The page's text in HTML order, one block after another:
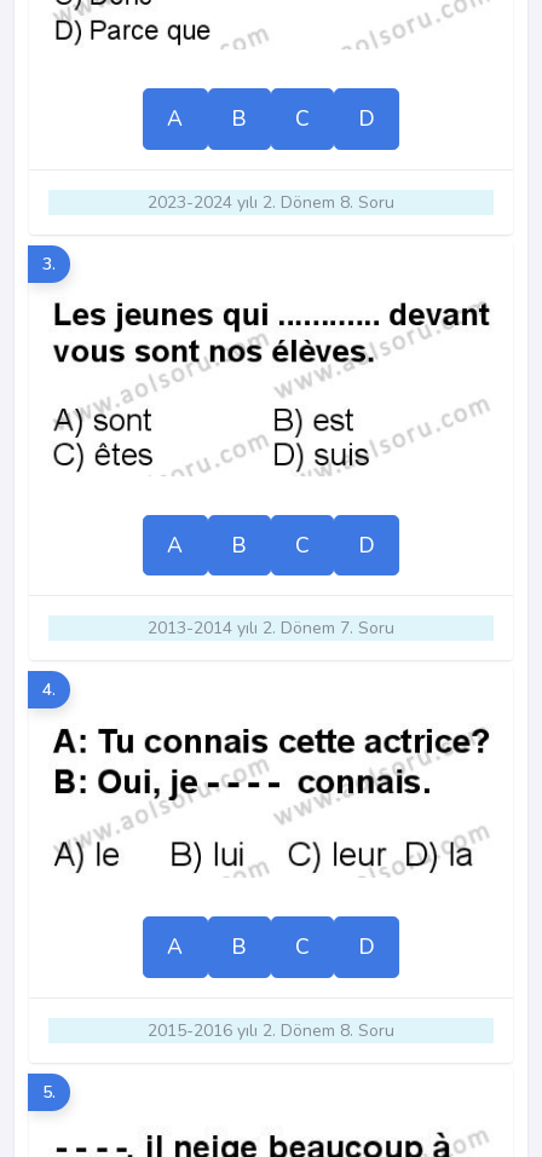
A B C D
2023-2024 yılı 2. Dönem 8. Soru
3.
A B C D
2013-2014 yılı 2. Dönem 7. Soru
4.
A B C D
2015-2016 yılı 2. Dönem 8. Soru
5.